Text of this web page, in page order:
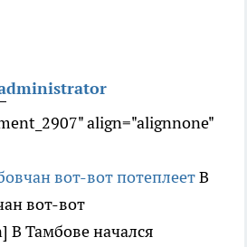
align="alignnone"
В
вот-вот
В Тамбове начался